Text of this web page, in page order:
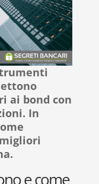
ai bond con
In
e come